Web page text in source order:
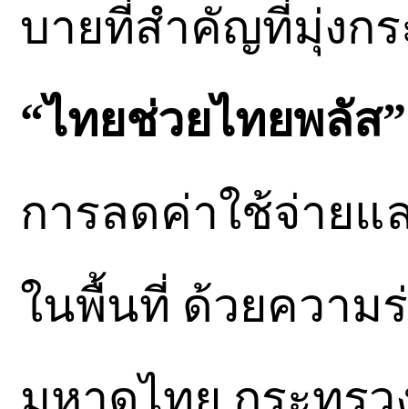
บายที่สำคัญที่มุ่งกร
“ไทยช่วยไทยพลัส”
การลดค่าใช้จ่าย
ในพื้นที่ ด้วยความ
มหาดไทย กระทร